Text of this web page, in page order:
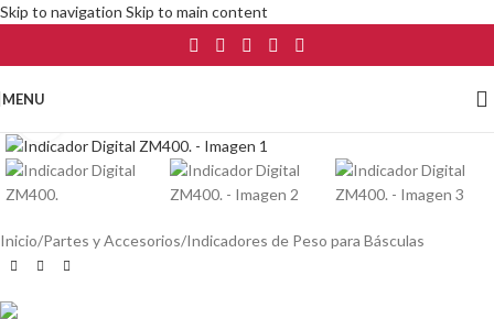
Skip to navigation Skip to main content
MENU
Inicio/Partes y Accesorios/Indicadores de Peso para Básculas